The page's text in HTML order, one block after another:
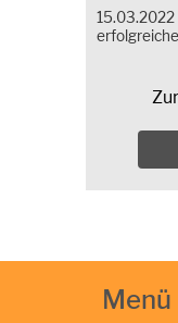
15.03.2022
Menü